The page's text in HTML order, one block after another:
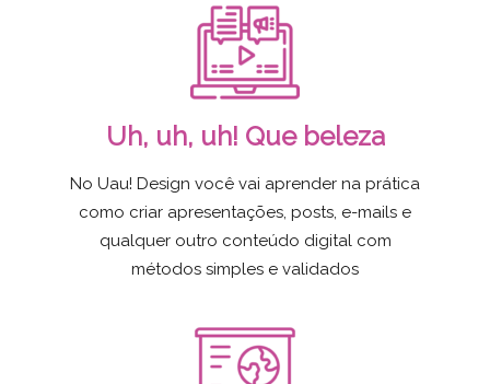
Uh, uh, uh! Que beleza
No Uau! Design você vai aprender na prática
como criar apresentações, posts, e-mails e
qualquer outro conteúdo digital com
métodos simples e validados